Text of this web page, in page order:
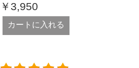
￥3,950
カートに入れる